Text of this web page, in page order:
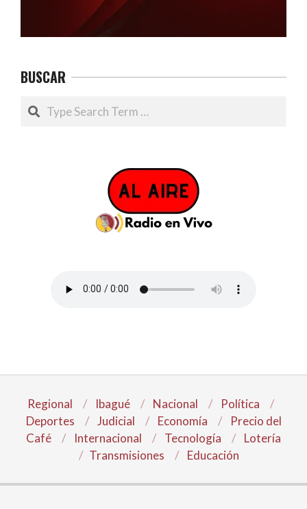
BUSCAR
Search
Regional Ibagué Nacional
Política
Deportes
Judicial Economía
Precio del
Café
Internacional Tecnología
Lotería
Transmisiones
Educación